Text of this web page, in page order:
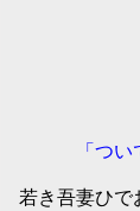
プレゼ
愛犬の
吾妻ひで
ワン キ
「ついでだ
若き吾妻ひで